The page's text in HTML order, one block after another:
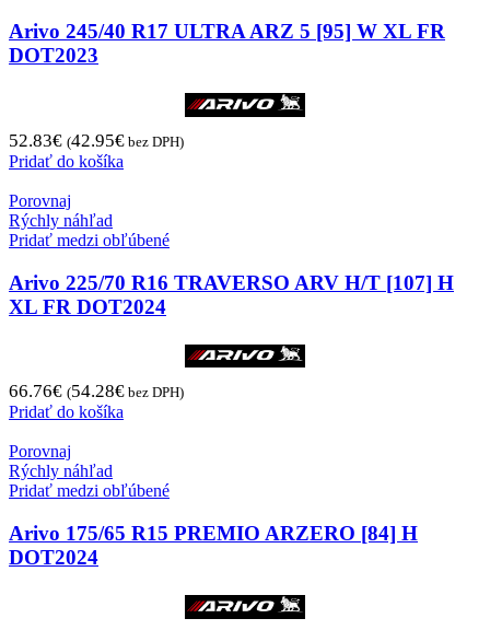
Arivo 245/40 R17 ULTRA ARZ 5 [95] W XL FR
DOT2023
52.83€ (42.95€ bez DPH)
Pridať do košíka
Porovnaj
Rýchly náhľad
Pridať medzi obľúbené
Arivo 225/70 R16 TRAVERSO ARV H/T [107] H
XL FR DOT2024
66.76€ (54.28€ bez DPH)
Pridať do košíka
Porovnaj
Rýchly náhľad
Pridať medzi obľúbené
Arivo 175/65 R15 PREMIO ARZERO [84] H
DOT2024